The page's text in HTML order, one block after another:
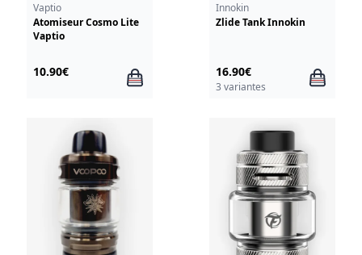
Vaptio
Atomiseur Cosmo Lite
Vaptio
10.90€
Innokin
Zlide Tank Innokin
16.90€
3 variantes